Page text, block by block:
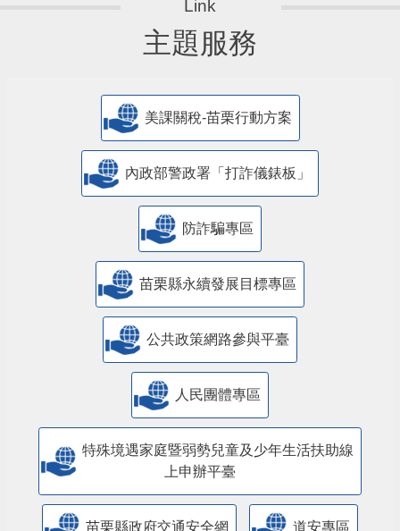
主題服務
美課關稅-苗栗行動方案
內政部警政署「打詐儀錶板」
防詐騙專區
苗栗縣永續發展目標專區
公共政策網路參與平臺
人民團體專區
特殊境遇家庭暨弱勢兒童及少年生活扶助線
上申辦平臺
苗栗縣政府交通安全網 道安專區